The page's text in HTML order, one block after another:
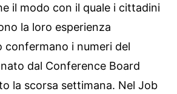
il modo con il quale i cittadini
la loro esperienza
confermano i numeri del
dal Conference Board
la scorsa settimana. Nel Job